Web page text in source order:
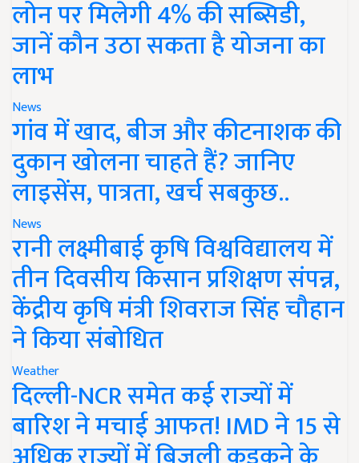
लोन पर मिलेगी 4% की सब्सिडी,
जानें कौन उठा सकता है योजना का
लाभ
News
गांव में खाद, बीज और कीटनाशक की
दुकान खोलना चाहते हैं? जानिए
लाइसेंस, पात्रता, खर्च सबकुछ..
News
रानी लक्ष्मीबाई कृषि विश्वविद्यालय में
तीन दिवसीय किसान प्रशिक्षण संपन्न,
केंद्रीय कृषि मंत्री शिवराज सिंह चौहान
ने किया संबोधित
Weather
दिल्ली-NCR समेत कई राज्यों में
बारिश ने मचाई आफत! IMD ने 15 से